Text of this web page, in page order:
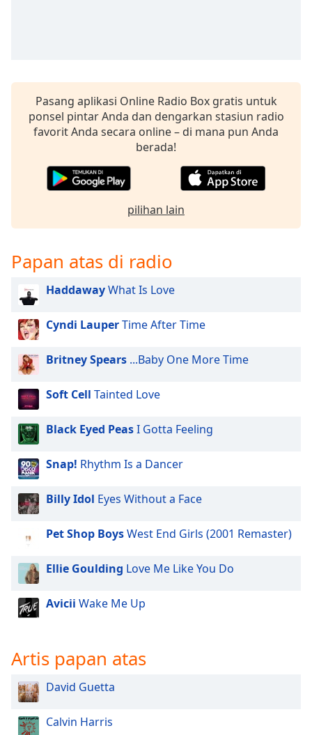
subtitles
settings,
opens
subtitles
subtitles
Audio
Picture-
Picture
Fullscreen
This
modal
Beginning
dialog
window.
Escape
cancel
close
window.
Text
Color
Opacity
Text
Color
Pasang aplikasi Online Radio Box gratis untuk
ponsel pintar Anda dan dengarkan stasiun radio
favorit Anda secara online – di mana pun Anda
berada!
pilihan lain
Papan atas di radio
HaddawayWhat Is Love
Cyndi LauperTime After Time
Britney Spears ...Baby One More Time
Soft Cell Tainted Love
Black Eyed PeasI Gotta Feeling
Snap! Rhythm Is a Dancer
Billy Idol Eyes Without a Face
Pet Shop BoysWest End Girls (2001 Remaster)
Ellie Goulding Love Me Like You Do
Avicii Wake Me Up
Artis papan atas
David Guetta
Calvin Harris